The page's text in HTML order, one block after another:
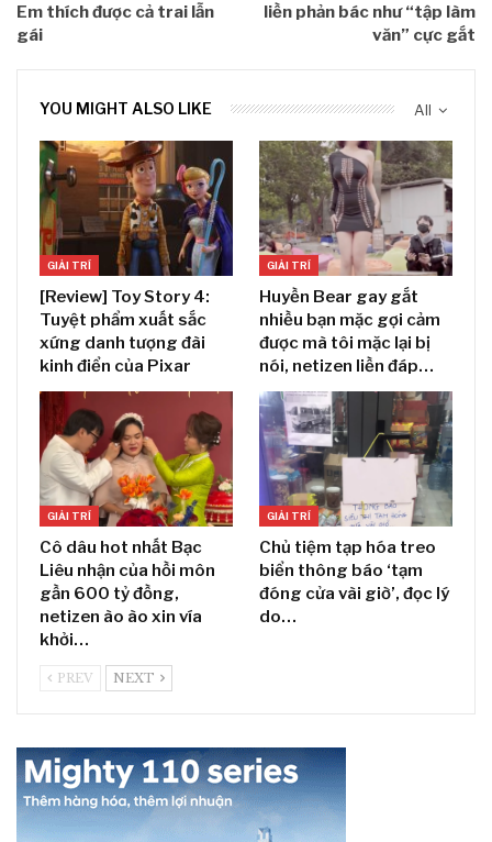
Em thích được cả trai lẫn
gái
liền phản bác như “tập làm
văn” cực gắt
All
YOU MIGHT ALSO LIKE
GIẢI TRÍ
[Review] Toy Story 4:
Tuyệt phẩm xuất sắc
xứng danh tượng đài
kinh điển của Pixar
GIẢI TRÍ
Huyền Bear gay gắt
nhiều bạn mặc gợi cảm
được mà tôi mặc lại bị
nói, netizen liền đáp…
GIẢI TRÍ
Cô dâu hot nhất Bạc
Liêu nhận của hồi môn
gần 600 tỷ đồng,
netizen ào ào xin vía
khởi…
GIẢI TRÍ
Chủ tiệm tạp hóa treo
biển thông báo ‘tạm
đóng cửa vài giờ’, đọc lý
do…
PREV NEXT